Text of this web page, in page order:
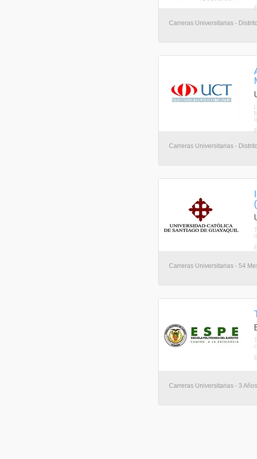
Carreras Universitarias -
Carreras Universitarias -
Carreras Universitarias - 54
Carreras Universitarias - 3